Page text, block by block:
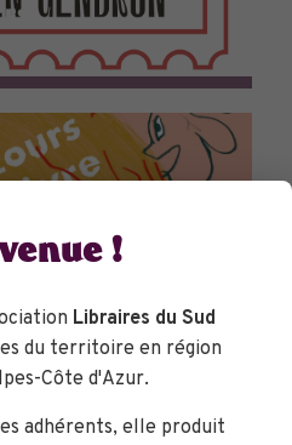
!
Libraires du Sud
du territoire en région
Côte d'Azur.
adhérents, elle produit